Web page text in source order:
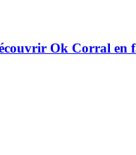
Ok Corral en